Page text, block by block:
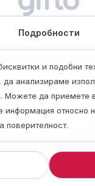
Важно
за
- до 30
подаръкът
Подробности
и подобни
анализираме
да приемете
информация относно
поверителност.